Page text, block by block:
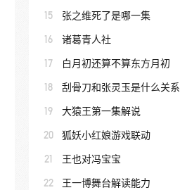
15 张之维死了是哪一集
16 诸葛青人社
17 白月初还算不算东方月初
18 刮骨刀和张灵玉是什么关系
19 大猿王第一集解说
20 狐妖小红娘游戏联动
21 王也对冯宝宝
22 王一博舞台解读能力